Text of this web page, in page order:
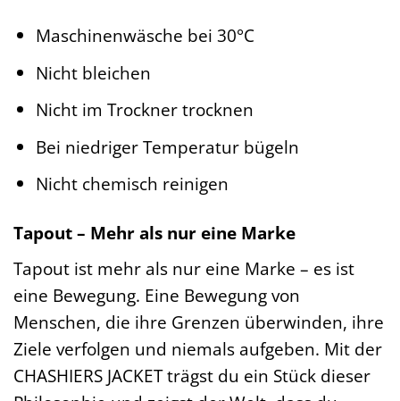
Maschinenwäsche bei 30°C
Nicht bleichen
Nicht im Trockner trocknen
Bei niedriger Temperatur bügeln
Nicht chemisch reinigen
Tapout – Mehr als nur eine Marke
Tapout ist mehr als nur eine Marke – es ist
eine Bewegung. Eine Bewegung von
Menschen, die ihre Grenzen überwinden, ihre
Ziele verfolgen und niemals aufgeben. Mit der
CHASHIERS JACKET trägst du ein Stück dieser